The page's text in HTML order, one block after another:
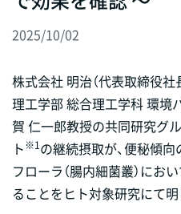
2025/10/02
株式会社 明治（代表取締役社
理工学部 総合理工学科 環境
賀 仁一郎教授の共同研究グ
ト※1の継続摂取が、便秘傾
フローラ（腸内細菌叢）にお
ることをヒト対象研究にて明